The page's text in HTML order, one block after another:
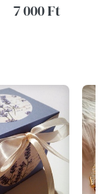
7 000 Ft